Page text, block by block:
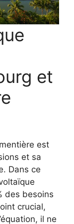
et
est
et sa
Dans ce
des besoins
crucial,
il ne